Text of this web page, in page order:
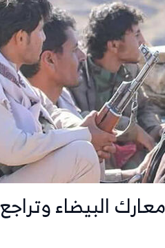
البيضاء